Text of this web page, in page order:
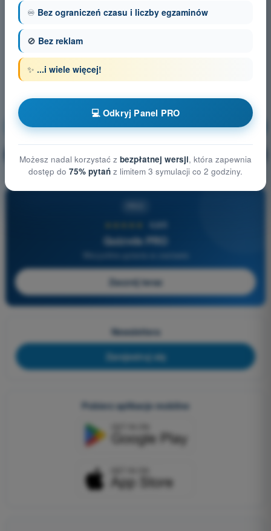
Ogólna wiedza o BSP Trening!
Wyjaśnienie pytania
4,6/5
Quizvds PRO
Zacznij teraz
Newslettera
Zarejestruj się
Pobierz aplikacje mobilne
♾️ Bez ograniczeń czasu i liczby egzaminów
🚫 Bez reklam
✨ ...i wiele więcej!
💻 Odkryj Panel PRO
Możesz nadal korzystać z bezpłatnej wersji, która zapewnia
dostęp do 75% pytań z limitem 3 symulacji co 2 godziny.